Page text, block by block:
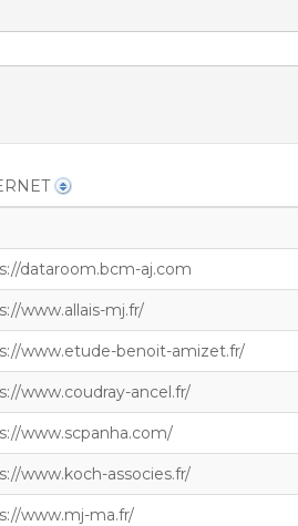
dataroom.bcm-aj.com
www.allais-mj.fr/
www.etude-benoit-amizet.fr/
www.coudray-ancel.fr/
www.scpanha.com/
www.koch-associes.fr/
www.mj-ma.fr/